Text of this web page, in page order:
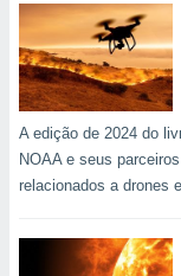
qual se
tal,
seu
ou opor-
qualquer
em “
na
A edição de 2024 do
NOAA e seus
relacionados a drones